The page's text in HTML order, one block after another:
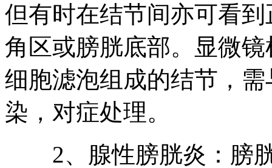
但有时在结节间亦可看
角区或膀胱底部。显微
细胞滤泡组成的结节，
染，对症处理。
2、腺性膀胱炎：膀胱